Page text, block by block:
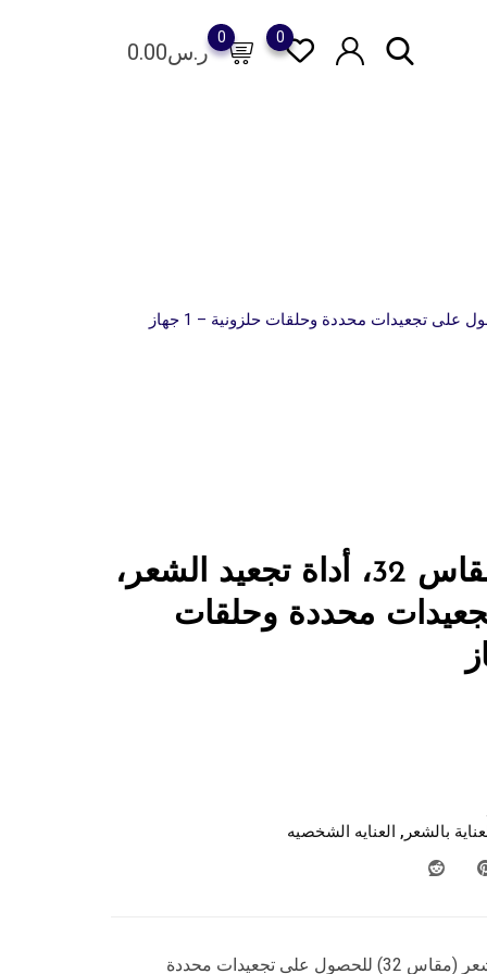
ر.س0.00
0 0
لابيل، كيرلى، مقاس 32، أداة تجعيد الشعر،
محددة وحلقات
بالشعر , العنايه الشخصيه
أداة تعمل على تجعيد الشعر (مقاس 32) للحصول على تجعيدات محددة